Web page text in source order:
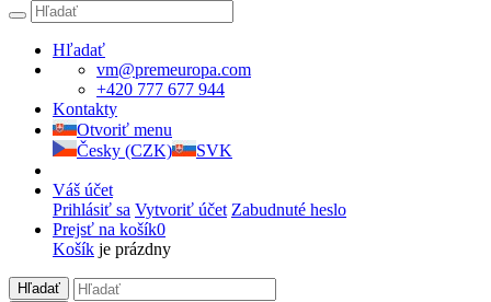
Hľadať
vm@premeuropa.com
+420 777 677 944
Kontakty
Otvoriť menu
Česky (CZK)
SVK
Váš účet
Prihlásiť sa Vytvoriť účet Zabudnuté heslo
Prejsť na košík0
Košík je prázdny
Hľadať